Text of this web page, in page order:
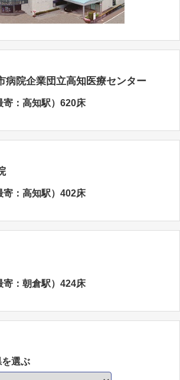
病院企業団立高知医療センター
寄：高知駅）620床
寄：高知駅）402床
寄：朝倉駅）424床
選ぶ